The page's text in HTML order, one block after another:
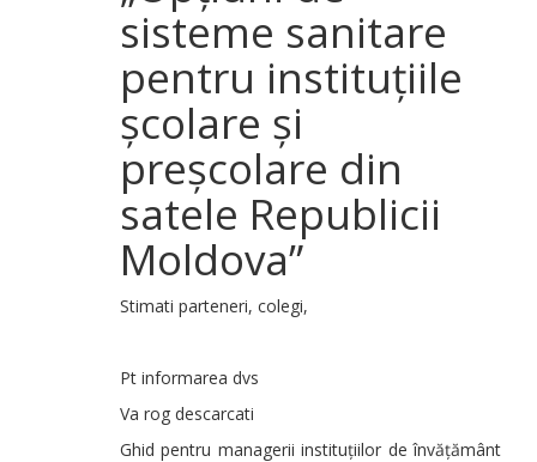
sisteme sanitare
pentru instituțiile
școlare şi
preșcolare din
satele Republicii
Moldova”
Stimati parteneri, colegi,
Pt informarea dvs
Va rog descarcati
Ghid pentru managerii instituțiilor de învățământ